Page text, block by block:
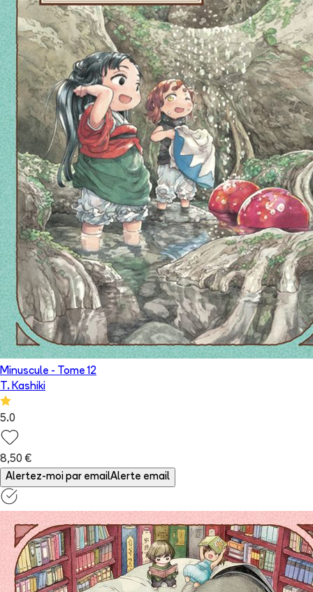
Minuscule - Tome12
T. Kashiki
5.0
8,50 €
Alertez-moi par emailAlerte email